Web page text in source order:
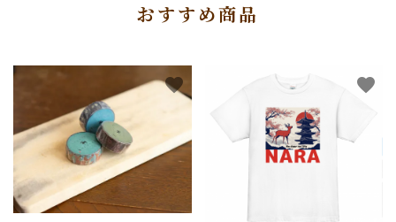
おすすめ商品
favorite favorite